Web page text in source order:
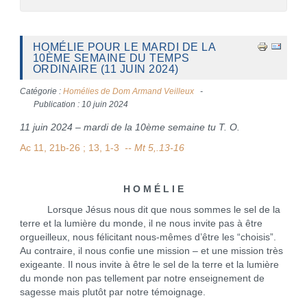
HOMÉLIE POUR LE MARDI DE LA
10ÈME SEMAINE DU TEMPS
ORDINAIRE (11 JUIN 2024)
Catégorie : Homélies de Dom Armand Veilleux
Publication : 10 juin 2024
11 juin 2024 – mardi de la 10ème semaine tu T. O.
Ac 11, 21b-26 ; 13, 1-3 -- Mt 5,.13-16
H O M É L I E
Lorsque Jésus nous dit que nous sommes le sel de la
terre et la lumière du monde, il ne nous invite pas à être
orgueilleux, nous félicitant nous-mêmes d’être les “choisis”.
Au contraire, il nous confie une mission – et une mission très
exigeante. Il nous invite à être le sel de la terre et la lumière
du monde non pas tellement par notre enseignement de
sagesse mais plutôt par notre témoignage.